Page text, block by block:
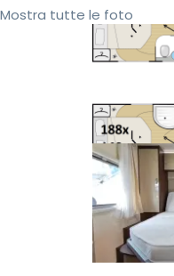
Mostra tutte le foto